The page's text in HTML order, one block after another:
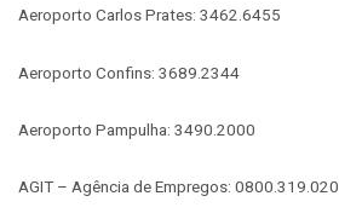
Aeroporto Carlos Prates: 3462.6455
Aeroporto Confins: 3689.2344
Aeroporto Pampulha: 3490.2000
AGIT – Agência de Empregos: 0800.319.020